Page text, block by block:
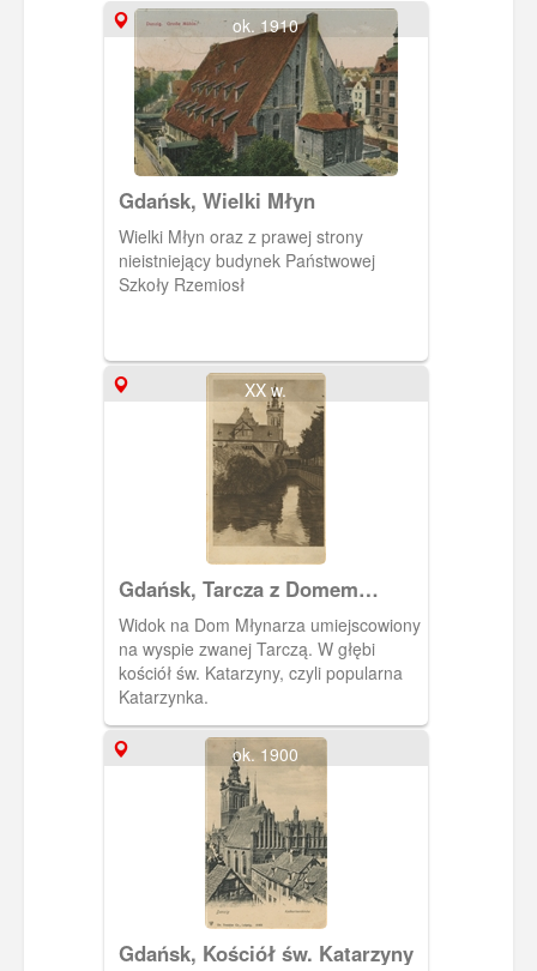
ok. 1910
Gdańsk, Wielki Młyn
Wielki Młyn oraz z prawej strony
nieistniejący budynek Państwowej
Szkoły Rzemiosł
XX w.
Gdańsk, Tarcza z Domem
Młynarza
Widok na Dom Młynarza umiejscowiony
na wyspie zwanej Tarczą. W głębi
kościół św. Katarzyny, czyli popularna
Katarzynka.
ok. 1900
Gdańsk, Kościół św. Katarzyny